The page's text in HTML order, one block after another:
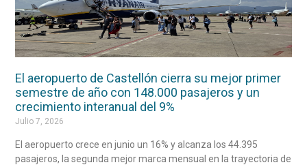
El aeropuerto de Castellón cierra su mejor primer
semestre de año con 148.000 pasajeros y un
crecimiento interanual del 9%
Julio 7, 2026
El aeropuerto crece en junio un 16% y alcanza los 44.395
pasajeros, la segunda mejor marca mensual en la trayectoria de